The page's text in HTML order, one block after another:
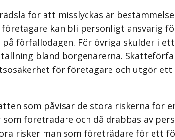
för att misslyckas är
kan bli personligt ansvarig
förfallodagen. För övriga skulder i
bland borgenärerna.
för företagare och utgör
som påvisar de stora riskerna
företrädare och då drabbas av
risker man som företrädare för ett